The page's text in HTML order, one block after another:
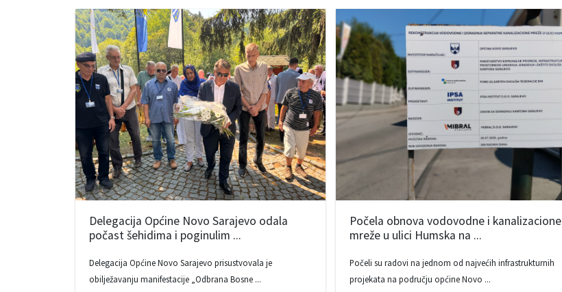
Delegacija Općine Novo Sarajevo odala
počast šehidima i poginulim ...
Delegacija Općine Novo Sarajevo prisustvovala je
obilježavanju manifestacije „Odbrana Bosne ...
Počela obnova vodovodne i kanalizacione
mreže u ulici Humska na ...
Počeli su radovi na jednom od najvećih infrastrukturnih
projekata na području općine Novo ...